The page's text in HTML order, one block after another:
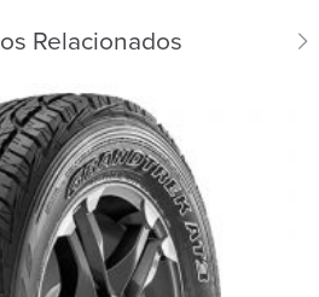
Relacionados